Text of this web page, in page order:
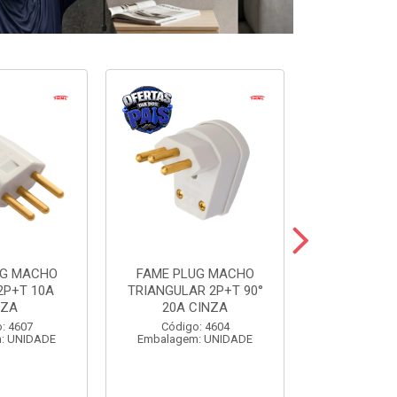
MACHO
10A
4607
UNIDADE
FAME PLUG MACHO
TRIANGULAR 2P+T 90°
20A CINZA
Código: 4604
Embalagem: UNIDADE